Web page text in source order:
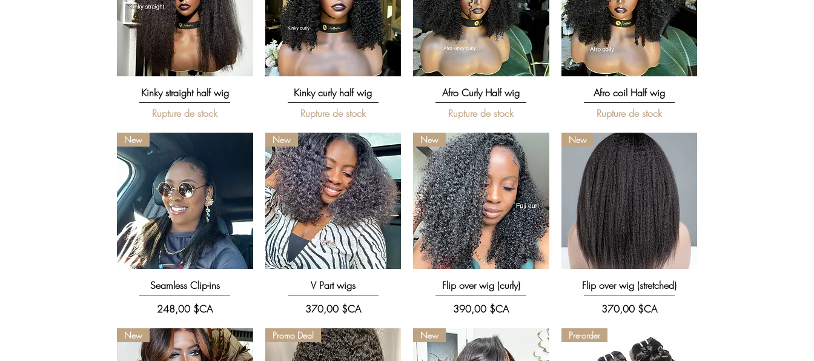
Aperçu rapide
Kinky straight half wig
Rupture de stock
Aperçu rapide
Kinky curly half wig
Rupture de stock
Aperçu rapide
Afro Curly Half wig
Rupture de stock
Aperçu rapide
Afro coil Half wig
Rupture de stock
Aperçu rapide
New
Seamless Clip-ins
Prix
248,00 $CA
Aperçu rapide
New
V Part wigs
Prix
370,00 $CA
Aperçu rapide
New
Flip over wig (curly)
Prix
390,00 $CA
Aperçu rapide
New
Flip over wig (stretched)
Prix
370,00 $CA
New Promo Deal New Pre-order